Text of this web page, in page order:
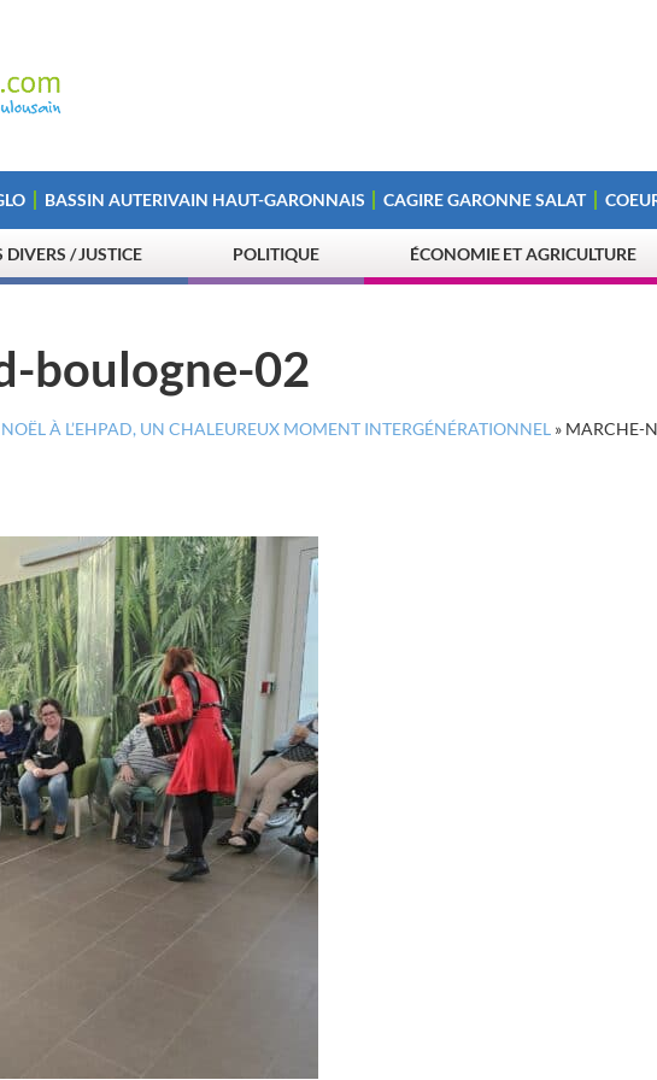
BASSIN AUTERIVAIN HAUT-GARONNAIS CAGIRE GARONNE SALAT
DIVERS / JUSTICE POLITIQUE ÉCONOMIE ET AGRICULTURE
boulogne-02
À L’EHPAD, UN CHALEUREUX MOMENT INTERGÉNÉRATIONNEL » MARCHE-